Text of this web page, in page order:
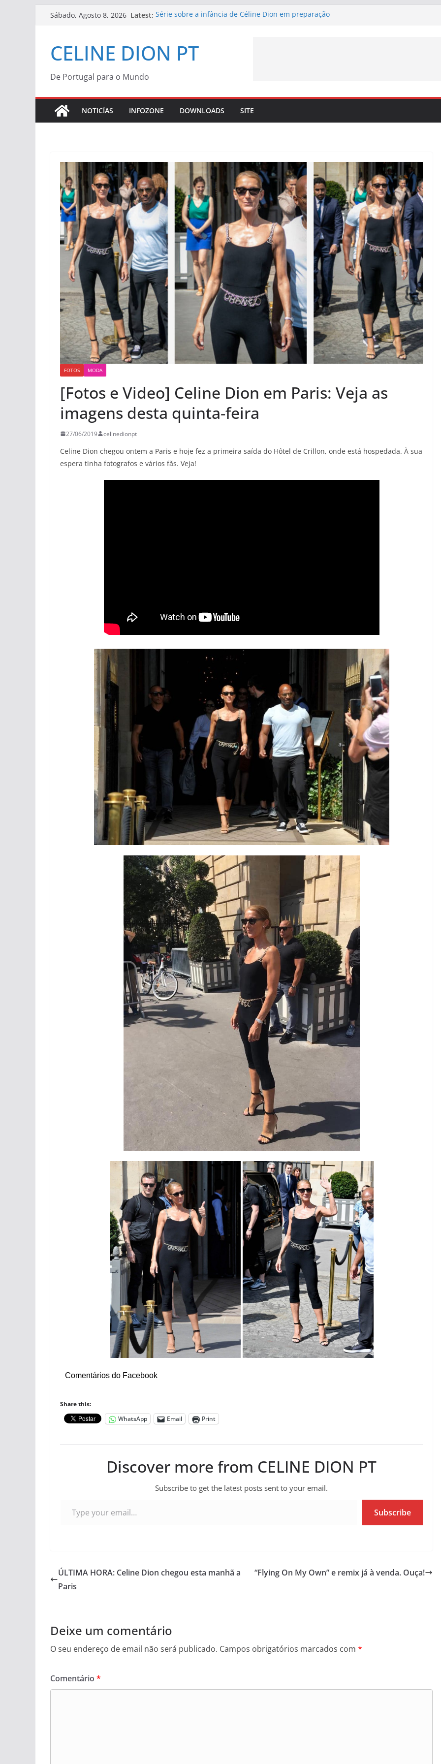
Sábado, Agosto 8, 2026 Latest: Série sobre a infância de Céline Dion em preparação
Céline Dion confirma lançamento de nova canção –
“Bonjour, Pardon, Merci” – a 3 de julho
CELINE DION PT
De Portugal para o Mundo
NOTICÍAS INFOZONE DOWNLOADS SITE
FOTOS MODA
[Fotos e Video] Celine Dion em Paris: Veja as
imagens desta quinta-feira
27/06/2019 celinedionpt
Celine Dion chegou ontem a Paris e hoje fez a primeira saída do Hôtel de Crillon, onde está hospedada. À sua
espera tinha fotografos e vários fãs. Veja!
Comentários do Facebook
Share this:
WhatsApp
Email Print
Discover more from CELINE DION PT
Subscribe to get the latest posts sent to your email.
Subscribe
ÚLTIMA HORA: Celine Dion chegou esta manhã a
Paris
“Flying On My Own” e remix já à venda. Ouça!
Deixe um comentário
O seu endereço de email não será publicado. Campos obrigatórios marcados com *
Comentário *